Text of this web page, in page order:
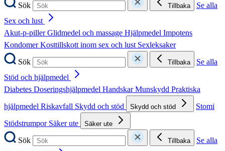
Sök
Tillbaka
Se alla
Sex och lust
Akut-p-pillerGlidmedel och massage Hjälpmedel Impotens
KondomerKosttillskott inom sex och lust Sexleksaker
Sök
Tillbaka
Se alla
Stöd och hjälpmedel
Diabetes Doseringshjälpmedel HandskarMunskydd Praktiska
hjälpmedel Riskavfall Skydd och stöd Skydd och stöd
Stomi
Stödstrumpor Säker ute Säker ute
Sök Tillbaka
Se alla